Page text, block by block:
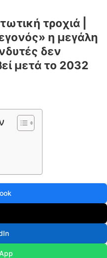
τροχιά |
η μεγάλη
δεν
μετά το 2032